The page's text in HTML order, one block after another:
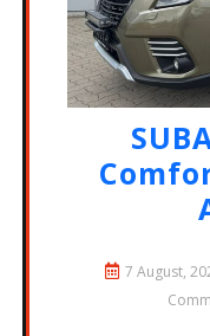
7 August,